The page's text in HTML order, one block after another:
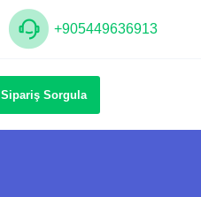
+905449636913
Sipariş Sorgula